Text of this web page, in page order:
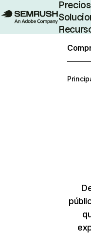
Precios